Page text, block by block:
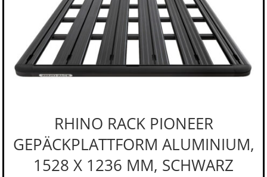
RHINO RACK PIONEER
GEPÄCKPLATTFORM ALUMINIUM,
1528 X 1236 MM, SCHWARZ